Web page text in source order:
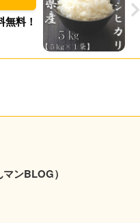
料！
ンBLOG）